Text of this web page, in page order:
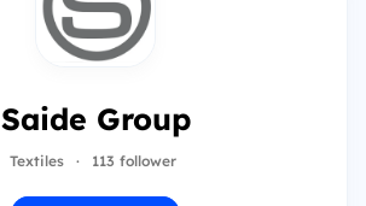
Saide Group
Textiles · 113 follower